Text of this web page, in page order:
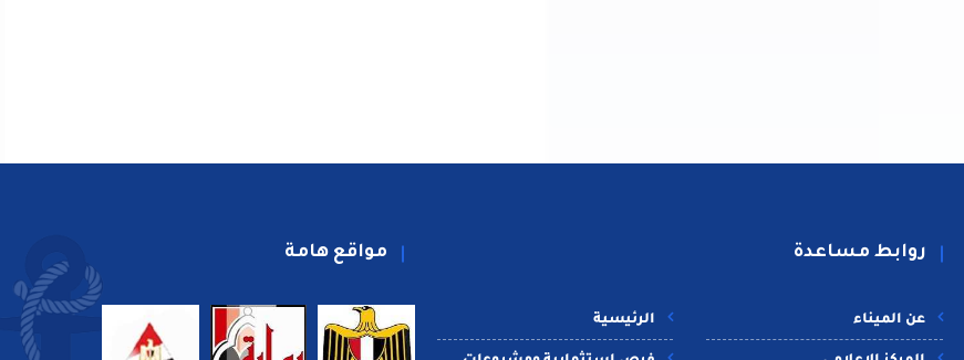
روابط مساعدة
الرئيسية عن الميناء
مواقع هامة